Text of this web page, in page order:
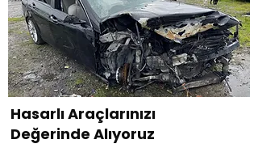
Hasarlı Araçlarınızı
Değerinde Alıyoruz